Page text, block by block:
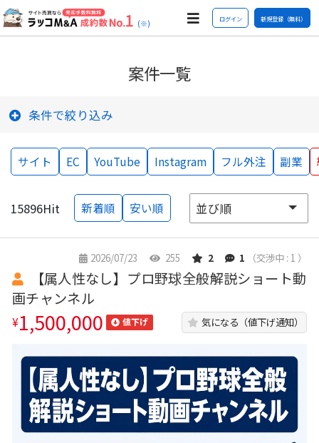
(※) ログイン 新規登録（無料）
案件一覧
条件で絞り込み
サイト EC YouTube Instagram フル外注 副業
15896Hit 新着順 安い順
2026/07/23 255 2 1 （交渉中 : 1 ）
【属人性なし】プロ野球全般解説ショート動
画チャンネル
¥1,500,000 値下げ 気になる（値下げ通知）